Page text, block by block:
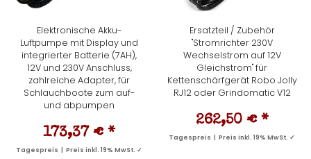
Elektronische Akku-
Luftpumpe mit Display und
integrierter Batterie (7AH),
12V und 230V Anschluss,
zahlreiche Adapter, für
Schlauchboote zum auf-
und abpumpen
173,37 € *
Tagespreis | Preis inkl. 19% MwSt. ✓
Ersatzteil / Zubehör
"Stromrichter 230V
Wechselstrom auf 12V
Gleichstrom" für
Kettenschärfgerät Robo Jolly
RJ12 oder Grindomatic V12
262,50 € *
Tagespreis | Preis inkl. 19% MwSt. ✓